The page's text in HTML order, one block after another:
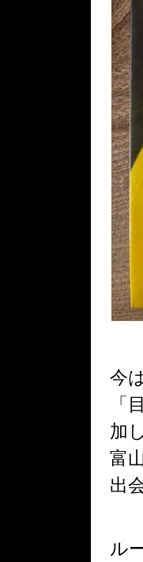
今
「
加
富
出
ル